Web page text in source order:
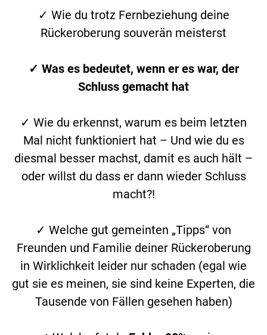
✓ Wie du trotz Fernbeziehung deine
Rückeroberung souverän meisterst
✓ Was es bedeutet, wenn er es war, der
Schluss gemacht hat
✓ Wie du erkennst, warum es beim letzten
Mal nicht funktioniert hat – Und wie du es
diesmal besser machst, damit es auch hält –
oder willst du dass er dann wieder Schluss
macht?!
✓ Welche gut gemeinten „Tipps“ von
Freunden und Familie deiner Rückeroberung
in Wirklichkeit leider nur schaden (egal wie
gut sie es meinen, sie sind keine Experten, die
Tausende von Fällen gesehen haben)